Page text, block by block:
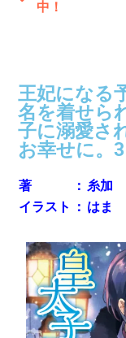
中！
王妃になる
名を着せら
子に溺愛さ
お幸せに。3
著 ： 糸加
イラスト
： はま